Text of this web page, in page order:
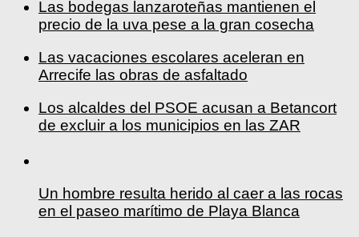
Las bodegas lanzaroteñas mantienen el
precio de la uva pese a la gran cosecha
Las vacaciones escolares aceleran en
Arrecife las obras de asfaltado
Los alcaldes del PSOE acusan a Betancort
de excluir a los municipios en las ZAR
Un hombre resulta herido al caer a las rocas
en el paseo marítimo de Playa Blanca